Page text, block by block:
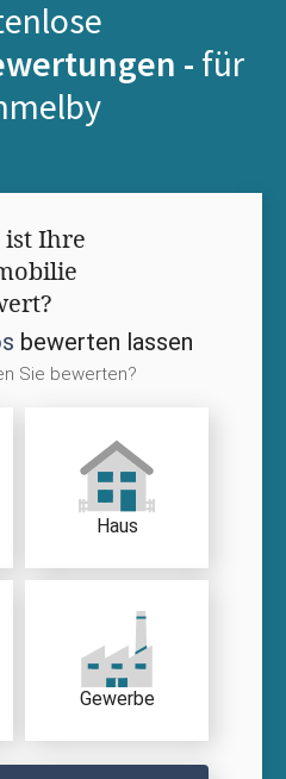
- für
ist Ihre
bewerten lassen
Sie bewerten?
Haus
Gewerbe